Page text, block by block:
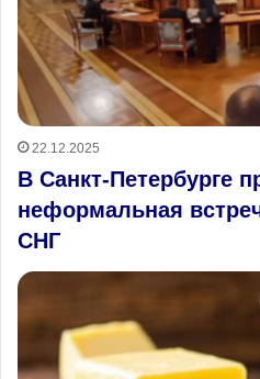
22.12.2025
В Санкт-Петербурге
неформальная
СНГ